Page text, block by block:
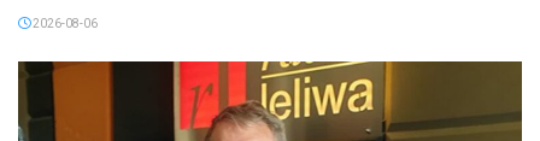
2026-08-06